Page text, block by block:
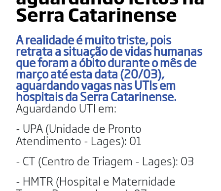
Serra Catarinense
A realidade é muito triste, pois
retrata a situação de vidas humanas
que foram a óbito durante o mês de
março até esta data (20/03),
aguardando vagas nas UTIs em
hospitais da Serra Catarinense.
Aguardando UTI em:
- UPA (Unidade de Pronto
Atendimento - Lages): 01
- CT (Centro de Triagem - Lages): 03
- HMTR (Hospital e Maternidade